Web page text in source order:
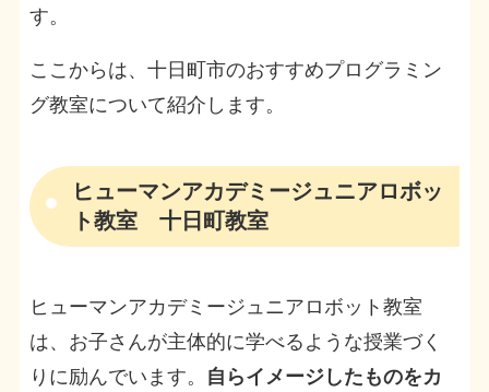
す。
ここからは、十日町市のおすすめプログラミン
グ教室について紹介します。
ヒューマンアカデミージュニアロボッ
ト教室 十日町教室
ヒューマンアカデミージュニアロボット教室
は、お子さんが主体的に学べるような授業づく
りに励んでいます。
自らイメージしたものをカ